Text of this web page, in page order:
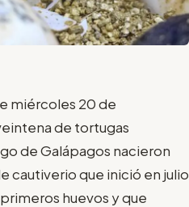
miércoles 20 de
de tortugas
de Galápagos nacieron
cautiverio que inició en julio
huevos y que